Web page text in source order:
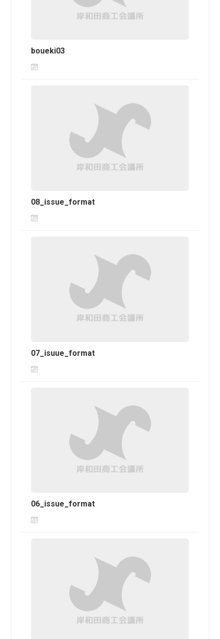
boueki03
08_issue_format
07_isuue_format
06_issue_format